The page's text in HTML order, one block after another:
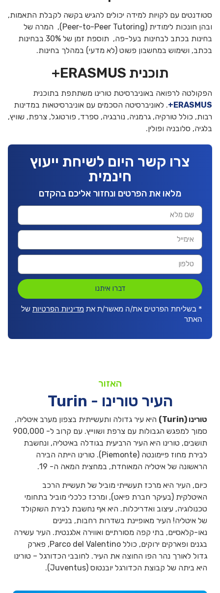
סטודנטים עם לקויות למידה יכולים להגיש בקשה לקבלת התאמות,
ובהן חונכות לימודית (Peer-to-Peer Tutoring), המרה של
בחינות בכתב לבחינות בעל-פה, תוספת זמן של 30% בבחינות
בכתב, ושימוש במחשבון פשוט (לא מדעי) במהלך בחינות.
תוכנית ERASMUS+
הפקולטה לרפואה באוניברסיטת טורינו משתתפת בתוכנית
ERASMUS+
. לאוניברסיטה הסכמים עם אוניברסיטאות במדינות
רבות, כולל טורקיה, גרמניה, נורבגיה, ספרד, פורטוגל, צרפת, שוויץ,
בלגיה, סלובניה ופולין.
צרו קשר היום לשיחת ייעוץ
חינמית
מלאו את הפרטים ונחזור אליכם בהקדם
דברו איתנו
* בשליחת הפרטים את/ה מאשר/ת את מדיניות הפרטיות של
האתר
האזור
העיר טורינו - Turin
טורינו (Turin
) היא עיר גדולה ותעשייתית בצפון מערב איטליה,
סמוך למפגש הגבולות עם צרפת ושווייץ. עם קרוב ל- 900,000
תושבים, טורינו היא העיר הרביעית בגודלה באיטליה, ונחשבת
לבירת מחוז פיימונטה (Piemonte). טורינו הייתה הבירה
הראשונה של איטליה המאוחדת, במחצית המאה ה- 19.
כיום, העיר היא מרכז תעשייתי מוביל של תעשיית הרכב
האיטלקית (בעיקר חברת פיאט), ומרכז כלכלי מוביל בתחומי
טכנולוגיה, עיצוב ואדריכלות. היא אף נחשבת לבירת השוקולד
של איטליה! העיר מאופיינת בשדרות רחבות, בניינים
נאו-קלאסיים, בתי קפה מסורתיים ואווירה אלגנטית. העיר עשירה
בגנים ופארקים ירוקים, כולל Parco del Valentino, פארק
גדול לאורך נהר הפו החוצה את העיר. לחובבי הכדורגל – טורינו
היא ביתה של קבוצת הכדורגל יובנטוס (Juventus).